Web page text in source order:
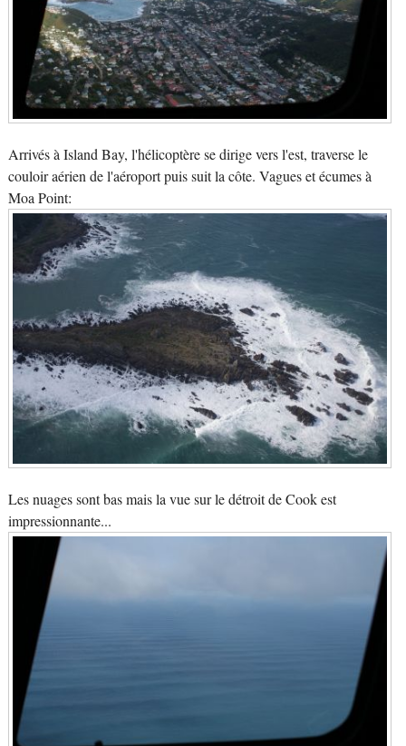
Arrivés à Island Bay, l'hélicoptère se dirige vers l'est, traverse le
couloir aérien de l'aéroport puis suit la côte. Vagues et écumes à
Moa Point:
Les nuages sont bas mais la vue sur le détroit de Cook est
impressionnante...